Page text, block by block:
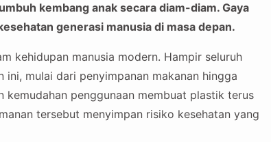
kembang anak secara diam-diam. Gaya
generasi manusia di masa depan.
kehidupan manusia modern. Hampir seluruh
mulai dari penyimpanan makanan hingga
kemudahan penggunaan membuat plastik terus
tersebut menyimpan risiko kesehatan yang